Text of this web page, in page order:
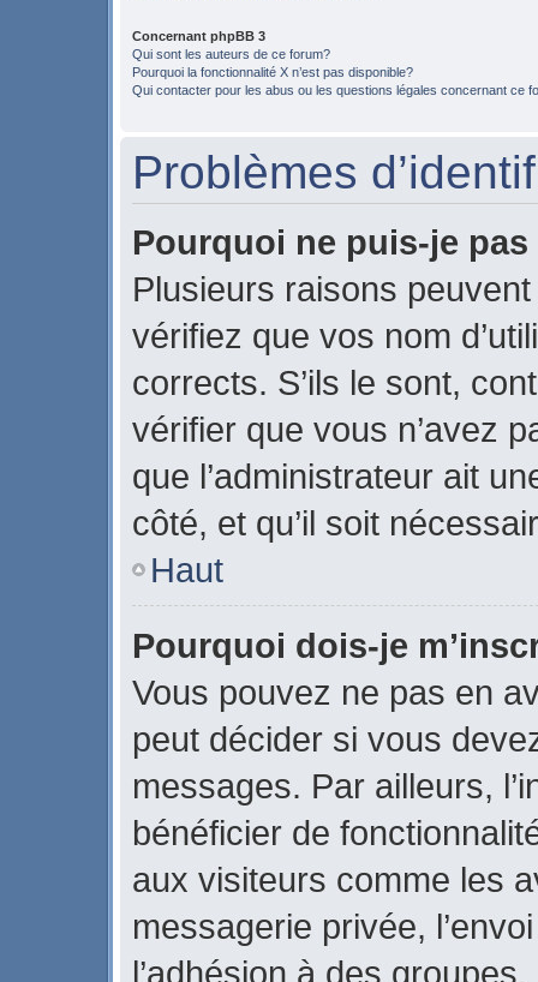
Concernant phpBB 3
Qui sont les auteurs de ce forum?
Pourquoi la fonctionnalité X n’est pas disponible?
Qui contacter pour les abus ou les questions légales concernant ce
Problèmes
Pourquoi ne puis-je
Plusieurs raisons
vérifiez que vos nom
corrects. S’ils le sont,
vérifier que vous n’avez
que l’administrateur ait
côté, et qu’il soit
Haut
Pourquoi dois-je
Vous pouvez ne pas en
peut décider si vous
messages. Par ailleurs,
bénéficier de
aux visiteurs comme les
messagerie privée,
l’adhésion à des